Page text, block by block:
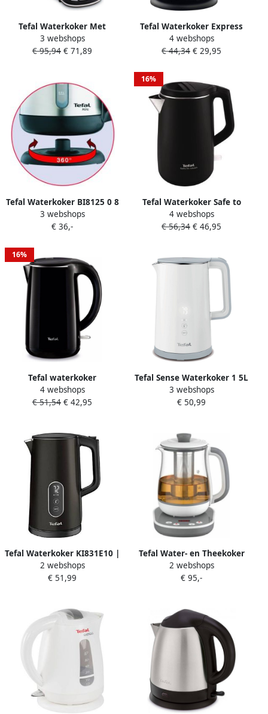
Tefal Waterkoker Met
Temperatuurinstelling
Ki240d Rvs
3 webshops
€ 95,94 € 71,89
Tefal Waterkoker Express
KO2998 1 5 l Automatische
uitschakeling kunststof
afneembare filter
4 webshops
€ 44,34 € 29,95
Tefal Waterkoker BI8125 0 8
l Draadloos 360°-voet
droogkook-
3 webshops
€ 36,-
16%
Tefal Waterkoker Safe to
Touch KO3718 1 5 l
Dubbelwandig 360°
4 webshops
€ 56,34 € 46,95
16%
Tefal waterkoker
Safe&apos;Tea KO2608
4 webshops
€ 51,54 € 42,95
Tefal Sense Waterkoker 1 5L
1800W
3 webshops
€ 50,99
Tefal Waterkoker KI831E10 |
Waterkokers |
3045387245955
2 webshops
€ 51,99
Tefal Water- en Theekoker
BJ551B10 Roestvrij staal 1 5
L Wit Grijs
2 webshops
€ 95,-